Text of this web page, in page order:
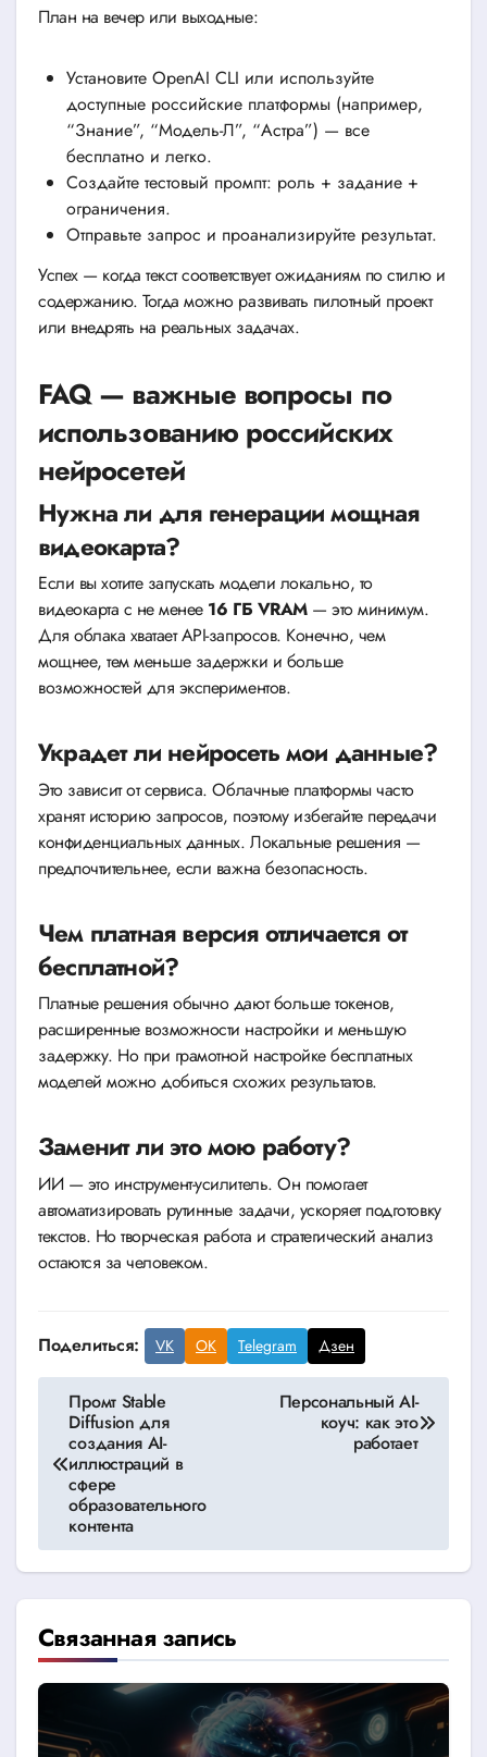
План на вечер или выходные:
Установите OpenAI CLI или используйте
доступные российские платформы (например,
“Знание”, “Модель-Л”, “Астра”) — все
бесплатно и легко.
Создайте тестовый промпт: роль + задание +
ограничения.
Отправьте запрос и проанализируйте результат.
Успех — когда текст соответствует ожиданиям по стилю и
содержанию. Тогда можно развивать пилотный проект
или внедрять на реальных задачах.
FAQ — важные вопросы по
использованию российских
нейросетей
Нужна ли для генерации мощная
видеокарта?
Если вы хотите запускать модели локально, то
видеокарта с не менее 16 ГБ VRAM— это минимум.
Для облака хватает API-запросов. Конечно, чем
мощнее, тем меньше задержки и больше
возможностей для экспериментов.
Украдет ли нейросеть мои данные?
Это зависит от сервиса. Облачные платформы часто
хранят историю запросов, поэтому избегайте передачи
конфиденциальных данных. Локальные решения —
предпочтительнее, если важна безопасность.
Чем платная версия отличается от
бесплатной?
Платные решения обычно дают больше токенов,
расширенные возможности настройки и меньшую
задержку. Но при грамотной настройке бесплатных
моделей можно добиться схожих результатов.
Заменит ли это мою работу?
ИИ — это инструмент-усилитель. Он помогает
автоматизировать рутинные задачи, ускоряет подготовку
текстов. Но творческая работа и стратегический анализ
остаются за человеком.
Поделиться: VK OK Telegram Дзен
Навигация
записям
Промт Stable
Diffusion для
создания AI-
иллюстраций в
сфере
образовательного
контента
Персональный AI-
коуч: как это
работает
Связанная запись